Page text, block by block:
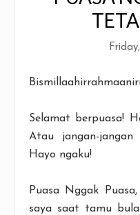
Selamat berpuasa!
Atau jangan-
Hayo ngaku!
Puasa Nggak
saya saat tamu